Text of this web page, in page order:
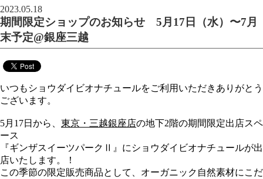
2023.05.18
期間限定ショップのお知らせ 5月17日（水）〜7月
末予定@銀座三越
いつもショウダイビオナチュールをご利用いただきありがとう
ございます。
5月17日から、 東京・三越銀座店の地下2階の期間限定出店スペ
ース
『ギンザスイーツパークⅡ』にショウダイビオナチュールが出
店いたします。！
この季節の限定販売商品として、オーガニック自然素材にこだ